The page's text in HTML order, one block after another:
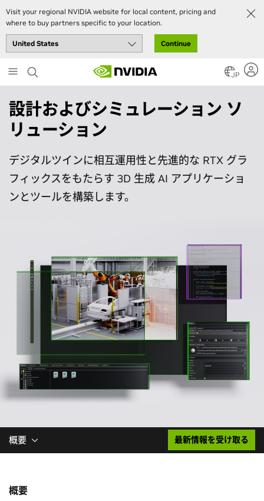
Visit your regional NVIDIA website for local content, pricing and
where to buy partners specific to your location.
Continue
to
main
content
JP
設計およびシミュレーション ソ
リューション
デジタルツインに相互運用性と先進的な RTX グラ
フィックスをもたらす 3D 生成 AI アプリケーショ
ンとツールを構築します。
概要 最新情報を受け取る
概要